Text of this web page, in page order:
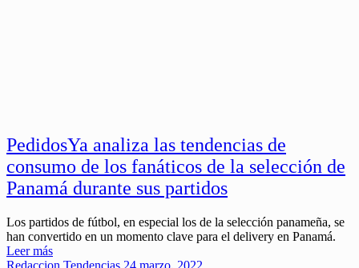
PedidosYa analiza las tendencias de
consumo de los fanáticos de la selección de
Panamá durante sus partidos
Los partidos de fútbol, en especial los de la selección panameña, se
han convertido en un momento clave para el delivery en Panamá.
Leer más
Redaccion Tendencias 24 marzo, 2022